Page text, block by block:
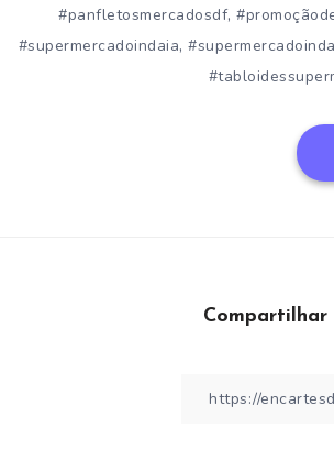
#panfletosmercadosdf,
#supermercadoindaia,
Compartilhar